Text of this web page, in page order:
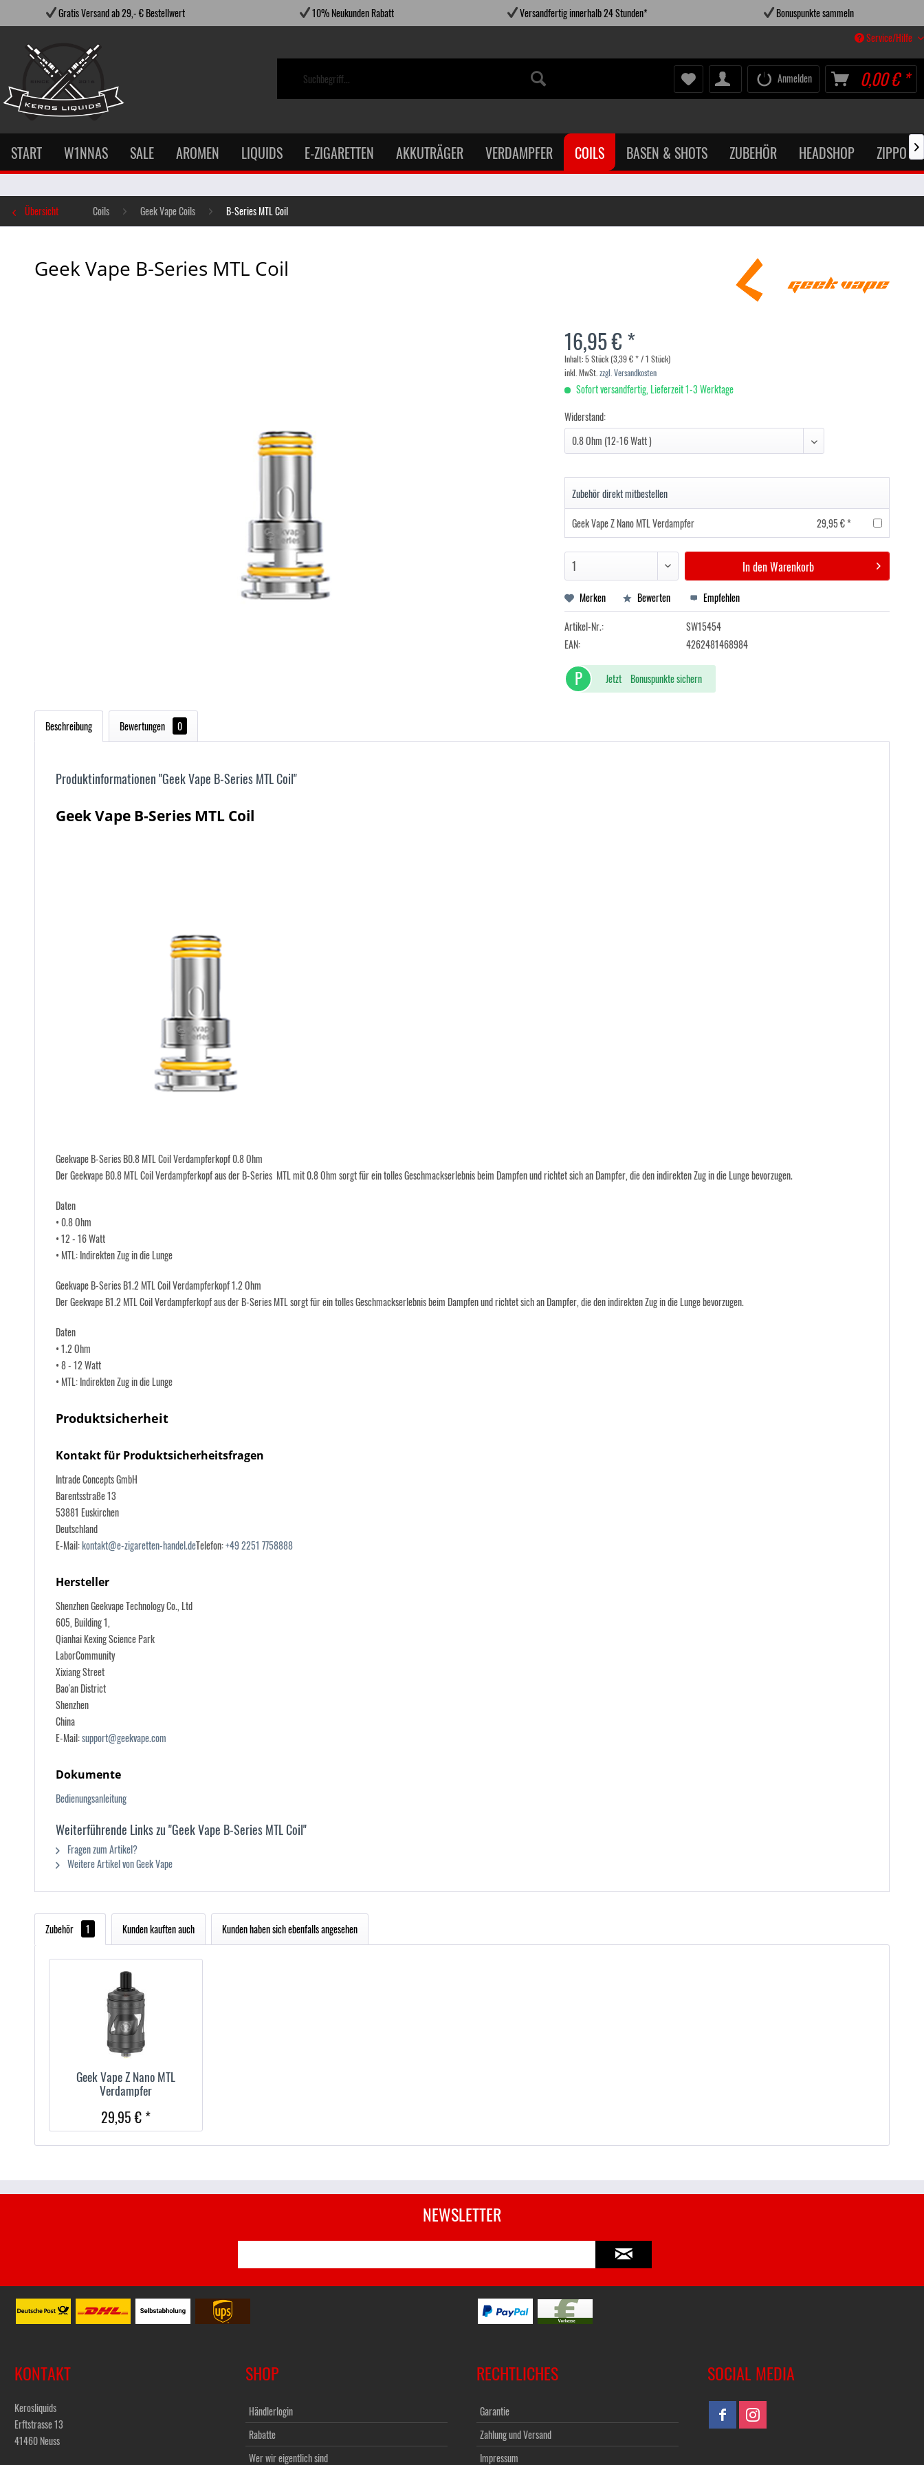
Gratis Versand ab 29,- € Bestellwert 10% Neukunden Rabatt Versandfertig innerhalb 24 Stunden*
Bonuspunkte sammeln
Service/Hilfe
Anmelden 0,00 € *
START W1NNAS SALE AROMEN LIQUIDS E-ZIGARETTEN AKKUTRÄGER VERDAMPFER COILS BASEN & SHOTS ZUBEHÖR HEADSHOP ZIPPO X
Übersicht Coils Geek Vape Coils B-Series MTL Coil
Geek Vape B-Series MTL Coil
16,95 € *
Inhalt:5 Stück (3,39 € * / 1 Stück)
inkl. MwSt.zzgl. Versandkosten
Sofort versandfertig, Lieferzeit 1-3 Werktage
Widerstand:
Zubehör direkt mitbestellen
Geek Vape Z Nano MTL Verdampfer 29,95 € *
In denWarenkorb
Merken Bewerten
Empfehlen
Artikel-Nr.:
SW15454
EAN:
4262481468984
P Jetzt Bonuspunkte sichern
Beschreibung Bewertungen 0
Produktinformationen "Geek Vape B-Series MTL Coil"
Geek Vape B-Series MTL Coil
Geekvape B-Series B0.8 MTL Coil Verdampferkopf 0.8 Ohm
Der Geekvape B0.8 MTL Coil Verdampferkopf aus der B-Series MTL mit 0.8 Ohm sorgt für ein tolles Geschmackserlebnis beim Dampfen und richtet sich an Dampfer, die den indirekten Zug in die Lunge bevorzugen.
Daten
• 0.8 Ohm
• 12 - 16 Watt
• MTL: Indirekten Zug in die Lunge
Geekvape B-Series B1.2 MTL Coil Verdampferkopf 1.2 Ohm
Der Geekvape B1.2 MTL Coil Verdampferkopf aus der B-Series MTL sorgt für ein tolles Geschmackserlebnis beim Dampfen und richtet sich an Dampfer, die den indirekten Zug in die Lunge bevorzugen.
Daten
• 1.2 Ohm
• 8 - 12 Watt
• MTL: Indirekten Zug in die Lunge
Produktsicherheit
Kontakt für Produktsicherheitsfragen
Intrade Concepts GmbH
Barentsstraße 13
53881 Euskirchen
Deutschland
E-Mail:kontakt@e-zigaretten-handel.deTelefon:+49 2251 7758888
Hersteller
Shenzhen Geekvape Technology Co., Ltd
605, Building 1,
Qianhai Kexing Science Park
LaborCommunity
Xixiang Street
Bao'an District
Shenzhen
China
E-Mail:support@geekvape.com
Dokumente
Bedienungsanleitung
Weiterführende Links zu "Geek Vape B-Series MTL Coil"
Fragen zum Artikel?
Weitere Artikel von Geek Vape
Zubehör 1 Kunden kauften auch Kunden haben sich ebenfalls angesehen
Geek Vape Z Nano MTL
Verdampfer
29,95 € *
NEWSLETTER
KONTAKT
Kerosliquids
Erftstrasse 13
41460 Neuss
SHOP
Händlerlogin
Rabatte
Wer wir eigentlich sind
RECHTLICHES
Garantie
Zahlung und Versand
Impressum
SOCIAL MEDIA